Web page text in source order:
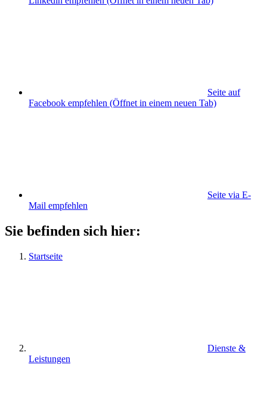
Seite auf
Facebook empfehlen (Öffnet in einem neuen Tab)
Seite via E-
Mail empfehlen
Sie befinden sich hier:
Startseite
Dienste &
Leistungen